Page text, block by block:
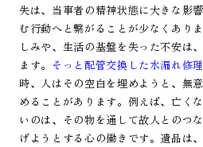
失は、当事者の精神状態に大きな影
む行動へと繋がることが少なくあり
しみや、生活の基盤を失った不安は
ます。 そっと配管交換した水漏れ修
時、人はその空白を埋めようと、無
めることがあります。例えば、亡く
いのは、その物を通して故人とのつ
げようとする心の働きです。遺品は